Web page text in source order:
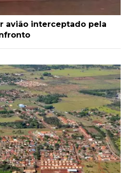
avião interceptado pela